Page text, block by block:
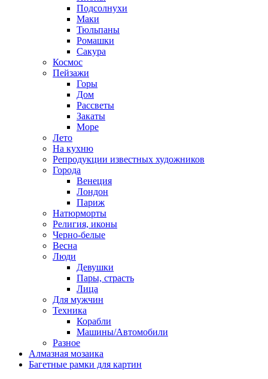
Подсолнухи
Маки
Тюльпаны
Ромашки
Сакура
Космос
Пейзажи
Горы
Дом
Рассветы
Закаты
Море
Лето
На кухню
Репродукции известных художников
Города
Венеция
Лондон
Париж
Натюрморты
Религия, иконы
Черно-белые
Весна
Люди
Девушки
Пары, страсть
Лица
Для мужчин
Техника
Корабли
Машины/Автомобили
Разное
Алмазная мозаика
Багетные рамки для картин